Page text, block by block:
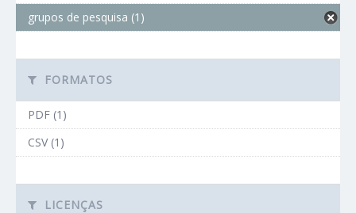
grupos de pesquisa (1)
FORMATOS
PDF (1)
CSV (1)
LICENÇAS